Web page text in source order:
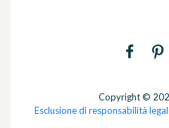
Copyright ©
Esclusione di responsabilità